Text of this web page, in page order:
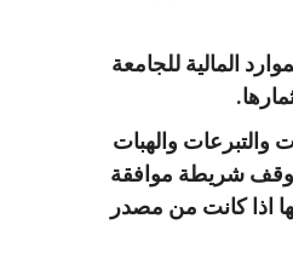
المالية للجامعة
والهبات
شريطة موافقة
اذا كانت من مصدر